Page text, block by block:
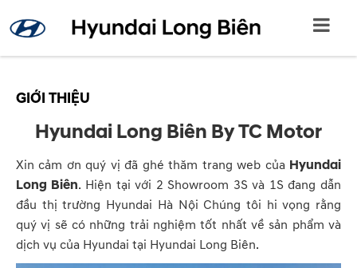
GIỚI THIỆU
Hyundai Long Biên By TC Motor
Xin cảm ơn quý vị đã ghé thăm trang web của Hyundai
Long Biên. Hiện tại với 2 Showroom 3S và 1S đang dẫn
đầu thị trường Hyundai Hà Nội Chúng tôi hi vọng rằng
quý vị sẽ có những trải nghiệm tốt nhất về sản phẩm và
dịch vụ của Hyundai tại Hyundai Long Biên.